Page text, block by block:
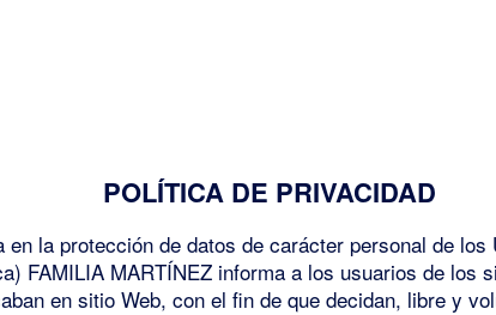
POLÍTICA DE PRIVACIDAD
la protección de datos de carácter personal de
FAMILIA MARTÍNEZ informa a los usuarios de los
en sitio Web, con el fin de que decidan, libre y